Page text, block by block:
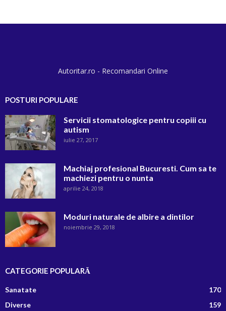
Autoritar.ro - Recomandari Online
POSTURI POPULARE
Servicii stomatologice pentru copiii cu
autism
iulie 27, 2017
Machiaj profesional Bucuresti. Cum sa te
machiezi pentru o nunta
aprilie 24, 2018
Moduri naturale de albire a dintilor
noiembrie 29, 2018
CATEGORIE POPULARĂ
Sanatate
170
Diverse
159